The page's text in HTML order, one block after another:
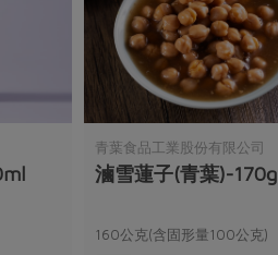
青葉食品工業股份有限公司
滷雪蓮子(青葉)-170g
160公克(含固形量100公克)